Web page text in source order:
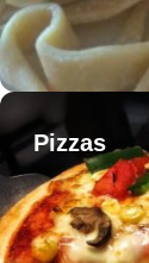
Pizzas